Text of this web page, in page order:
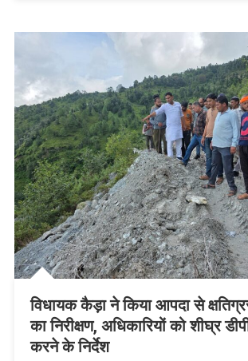
विधायक कैड़ा ने किया आपदा से
का निरीक्षण, अधिकारियों को शीघ्र
करने के निर्देश